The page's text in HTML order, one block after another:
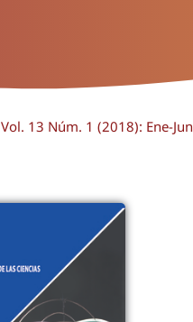
Vol. 13 Núm. 1 (2018): Ene-Jun